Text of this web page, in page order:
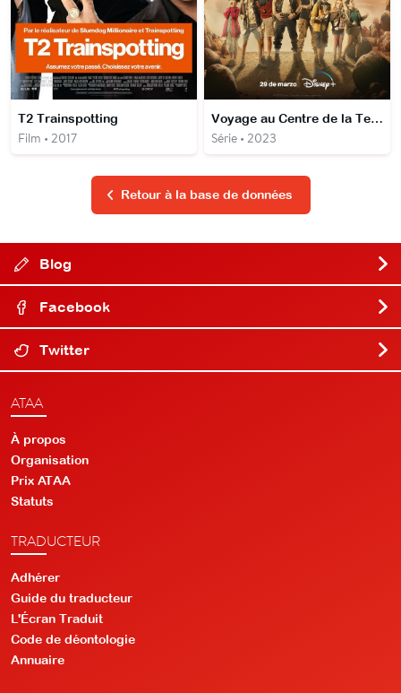
T2 Trainspotting
Film • 2017
Voyage au Centre de la Terre
Série • 2023
Retour à la base de données
Blog
Facebook
Twitter
ATAA
À propos
Organisation
Prix ATAA
Statuts
TRADUCTEUR
Adhérer
Guide du traducteur
L'Écran Traduit
Code de déontologie
Annuaire